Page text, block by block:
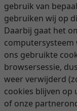
gebruik van
gebruiken wij op
Daarbij gaat het
ons gebruikte
browsersessie,
weer verwijderd
cookies blijven op
of onze